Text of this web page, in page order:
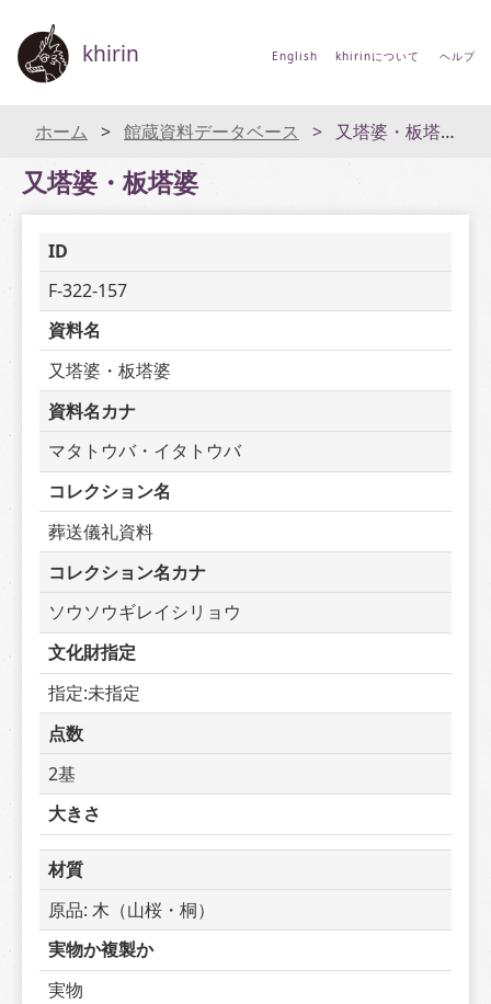
khirin English khirinについて ヘルプ
ホーム 館蔵資料データベース 又塔婆・板塔婆
又塔婆・板塔婆
ID
F-322-157
資料名
又塔婆・板塔婆
資料名カナ
マタトウバ・イタトウバ
コレクション名
葬送儀礼資料
コレクション名カナ
ソウソウギレイシリョウ
文化財指定
指定:未指定
点数
2基
大きさ
材質
原品: 木（山桜・桐）
実物か複製か
実物